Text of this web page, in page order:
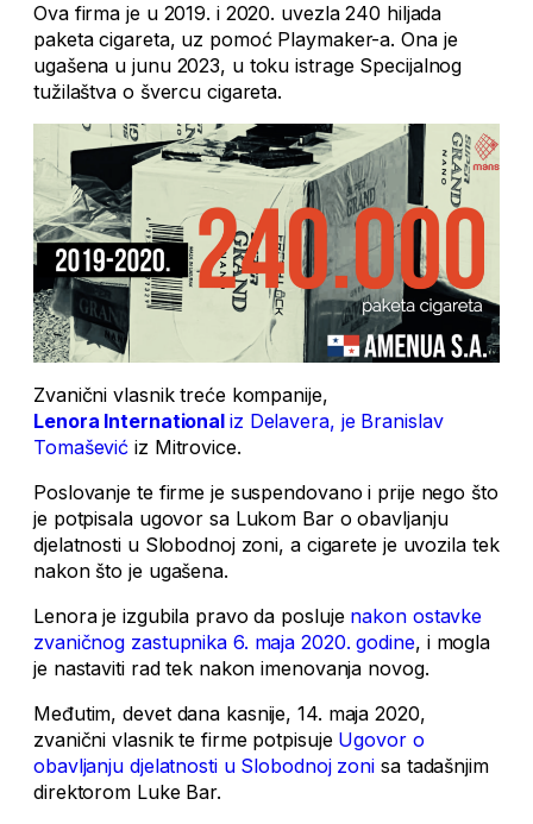
Ova firma je u 2019. i 2020. uvezla 240 hiljada
paketa cigareta, uz pomoć Playmaker-a. Ona je
ugašena u junu 2023, u toku istrage Specijalnog
tužilaštva o švercu cigareta.
Zvanični vlasnik treće kompanije,
Lenora International iz Delavera, je Branislav
Tomašević iz Mitrovice.
Poslovanje te firme je suspendovano i prije nego što
je potpisala ugovor sa Lukom Bar o obavljanju
djelatnosti u Slobodnoj zoni, a cigarete je uvozila tek
nakon što je ugašena.
Lenora je izgubila pravo da posluje nakon ostavke
zvaničnog zastupnika 6. maja 2020. godine, i mogla
je nastaviti rad tek nakon imenovanja novog.
Međutim, devet dana kasnije, 14. maja 2020,
zvanični vlasnik te firme potpisuje Ugovor o
obavljanju djelatnosti u Slobodnoj zoni sa tadašnjim
direktorom Luke Bar.